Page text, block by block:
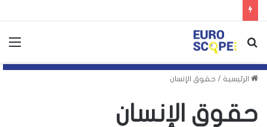
بحث
الرئيسية / حقوق الإنسان
حقوق الإنسان